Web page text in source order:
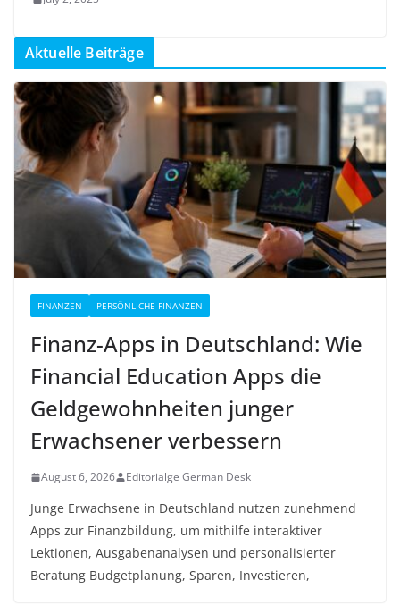
Aktuelle Beiträge
FINANZEN PERSÖNLICHE FINANZEN
Finanz-Apps in Deutschland: Wie
Financial Education Apps die
Geldgewohnheiten junger
Erwachsener verbessern
August 6, 2026 Editorialge German Desk
Junge Erwachsene in Deutschland nutzen zunehmend
Apps zur Finanzbildung, um mithilfe interaktiver
Lektionen, Ausgabenanalysen und personalisierter
Beratung Budgetplanung, Sparen, Investieren,